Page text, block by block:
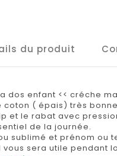
du produit
dos enfant << créche
coton ( épais) très
et le rabat avec
de la journée.
sublimé et prénom ou
sera utile pendant